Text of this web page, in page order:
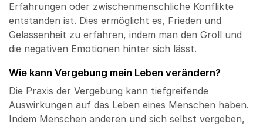
Erfahrungen oder zwischenmenschliche Konflikte
entstanden ist. Dies ermöglicht es, Frieden und
Gelassenheit zu erfahren, indem man den Groll und
die negativen Emotionen hinter sich lässt.
Wie kann Vergebung mein Leben verändern?
Die Praxis der Vergebung kann tiefgreifende
Auswirkungen auf das Leben eines Menschen haben.
Indem Menschen anderen und sich selbst vergeben,